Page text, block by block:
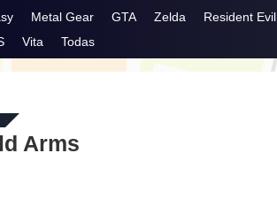
Metal Gear GTA Zelda Resident Evil
Vita Todas
Arms